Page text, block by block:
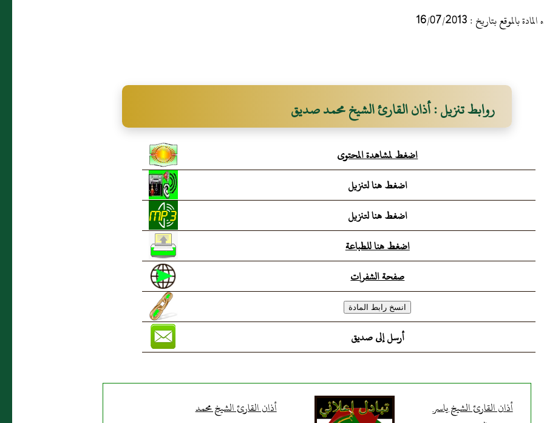
بتاريخ : 16/07/2013
روابط تنزيل : أذان القارئ الشيخ محمد صديق
اضغط لمشاهدة المحتوى
اضغط هنا لتنزيل
اضغط هنا لتنزيل
اضغط هنا للطباعة
صفحة الشفرات
أرسل إلى صديق
أذان القارئ الشيخ ياسر
أذان القارئ الشيخ محمد